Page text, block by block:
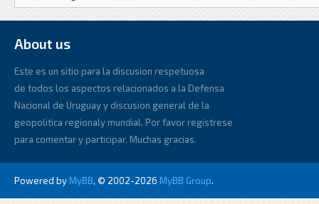
About us
Este es un sitio para la discusion respetuosa
de todos los aspectos relacionados a la Defensa
Nacional de Uruguay y discusion general de la
geopolitica regionaly mundial. Por favor registrese
para comentar y participar. Muchas gracias.
Powered by MyBB, © 2002-2026 MyBB Group.